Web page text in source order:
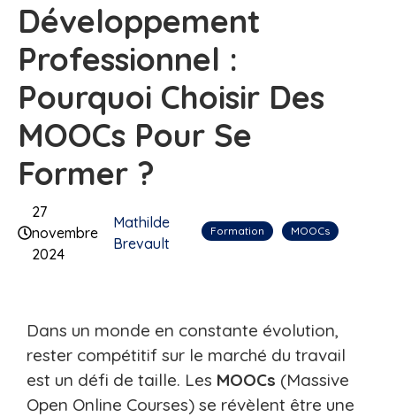
Développement
Professionnel :
Pourquoi Choisir Des
MOOCs Pour Se
Former ?
27
novembre
2024
Mathilde
Brevault
Formation MOOCs
Dans un monde en constante évolution,
rester compétitif sur le marché du travail
est un défi de taille. Les MOOCs (Massive
Open Online Courses) se révèlent être une